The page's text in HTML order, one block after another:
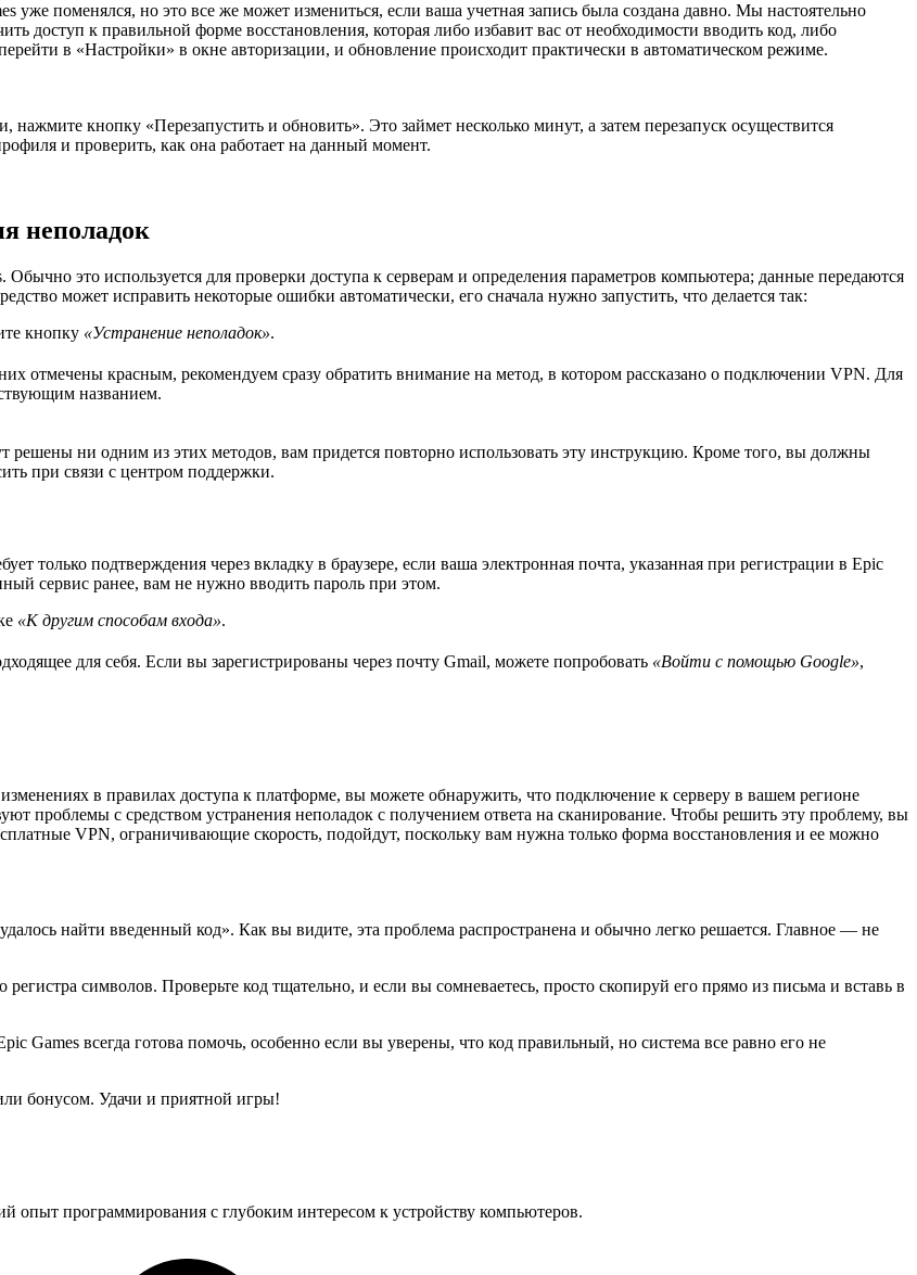
уже поменялся, но это все же может измениться, если ваша учетная запись была создана давно. Мы настоятельно
доступ к правильной форме восстановления, которая либо избавит вас от необходимости вводить код, либо
в «Настройки» в окне авторизации, и обновление происходит практически в автоматическом режиме.
кнопку «Перезапустить и обновить». Это займет несколько минут, а затем перезапуск осуществится
и проверить, как она работает на данный момент.
неполадок
Обычно это используется для проверки доступа к серверам и определения параметров компьютера; данные передаются
может исправить некоторые ошибки автоматически, его сначала нужно запустить, что делается так:
кнопку «Устранение неполадок».
отмечены красным, рекомендуем сразу обратить внимание на метод, в котором рассказано о подключении VPN. Для
названием.
решены ни одним из этих методов, вам придется повторно использовать эту инструкцию. Кроме того, вы должны
при связи с центром поддержки.
только подтверждения через вкладку в браузере, если ваша электронная почта, указанная при регистрации в Epic
сервис ранее, вам не нужно вводить пароль при этом.
«К другим способам входа».
для себя. Если вы зарегистрированы через почту Gmail, можете попробовать «Войти с помощью Google»,
в правилах доступа к платформе, вы можете обнаружить, что подключение к серверу в вашем регионе
проблемы с средством устранения неполадок с получением ответа на сканирование. Чтобы решить эту проблему, вы
VPN, ограничивающие скорость, подойдут, поскольку вам нужна только форма восстановления и ее можно
найти введенный код». Как вы видите, эта проблема распространена и обычно легко решается. Главное — не
символов. Проверьте код тщательно, и если вы сомневаетесь, просто скопируй его прямо из письма и вставь в
Games всегда готова помочь, особенно если вы уверены, что код правильный, но система все равно его не
бонусом. Удачи и приятной игры!
опыт программирования с глубоким интересом к устройству компьютеров.